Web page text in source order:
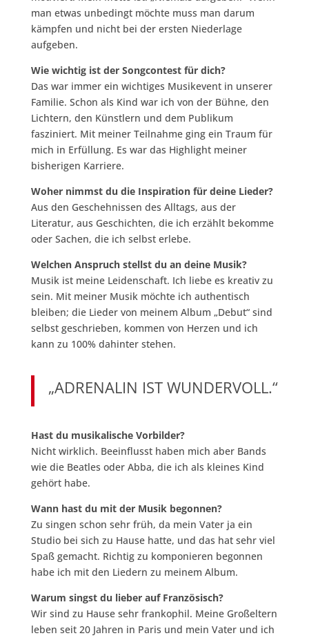
man etwas unbedingt möchte muss man darum
kämpfen und nicht bei der ersten Niederlage
aufgeben.
Wie wichtig ist der Songcontest für dich?
Das war immer ein wichtiges Musikevent in unserer
Familie. Schon als Kind war ich von der Bühne, den
Lichtern, den Künstlern und dem Publikum
fasziniert. Mit meiner Teilnahme ging ein Traum für
mich in Erfüllung. Es war das Highlight meiner
bisherigen Karriere.
Woher nimmst du die Inspiration für deine Lieder?
Aus den Geschehnissen des Alltags, aus der
Literatur, aus Geschichten, die ich erzählt bekomme
oder Sachen, die ich selbst erlebe.
Welchen Anspruch stellst du an deine Musik?
Musik ist meine Leidenschaft. Ich liebe es kreativ zu
sein. Mit meiner Musik möchte ich authentisch
bleiben; die Lieder von meinem Album „Debut“ sind
selbst geschrieben, kommen von Herzen und ich
kann zu 100% dahinter stehen.
„ADRENALIN IST WUNDERVOLL.“
Hast du musikalische Vorbilder?
Nicht wirklich. Beeinflusst haben mich aber Bands
wie die Beatles oder Abba, die ich als kleines Kind
gehört habe.
Wann hast du mit der Musik begonnen?
Zu singen schon sehr früh, da mein Vater ja ein
Studio bei sich zu Hause hatte, und das hat sehr viel
Spaß gemacht. Richtig zu komponieren begonnen
habe ich mit den Liedern zu meinem Album.
Warum singst du lieber auf Französisch?
Wir sind zu Hause sehr frankophil. Meine Großeltern
leben seit 20 Jahren in Paris und mein Vater und ich